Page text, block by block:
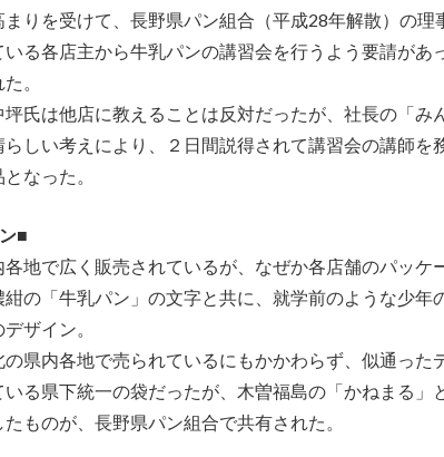
まりを受けて、長野県パン組合（平成28年解散）の
いる各店主から牛乳パンの講習会を行うよう要請があ
。
坪氏は他店に教えることは反対だったが、社長の「み
らしい考えにより、２日間説得されて講習会の講師を
なった。
■
各地で広く販売されているが、なぜか各店舗のパッケ
紺の「牛乳パン」の文字と共に、就学前のような少年
ザイン。
の県内各地で売られているにもかかわらず、似通った
いる県下統一の袋だったが、木曽福島の「かねまる」
ものが、長野県パン組合で共有された。